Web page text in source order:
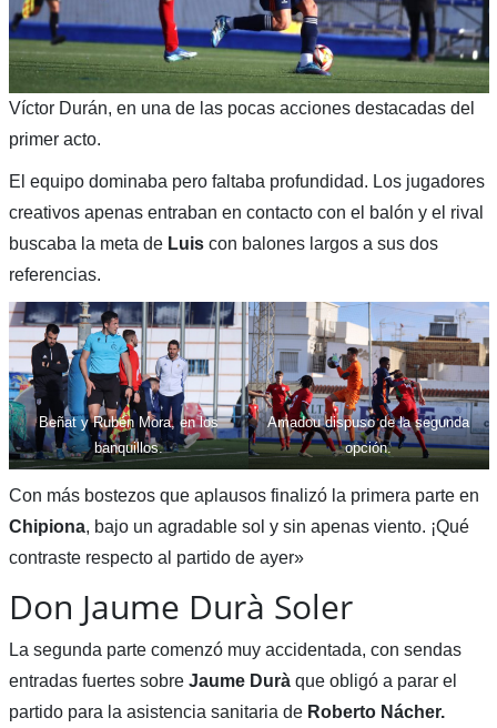
Víctor Durán, en una de las pocas acciones destacadas del
primer acto.
El equipo dominaba pero faltaba profundidad. Los jugadores
creativos apenas entraban en contacto con el balón y el rival
buscaba la meta de Luiscon balones largos a sus dos
referencias.
Beñat y Rubén Mora, en los
banquillos.
Amadou dispuso de la segunda
opción.
Con más bostezos que aplausos finalizó la primera parte en
Chipiona, bajo un agradable sol y sin apenas viento. ¡Qué
contraste respecto al partido de ayer»
Don Jaume Durà Soler
La segunda parte comenzó muy accidentada, con sendas
entradas fuertes sobre Jaume Duràque obligó a parar el
partido para la asistencia sanitaria de Roberto Nácher.